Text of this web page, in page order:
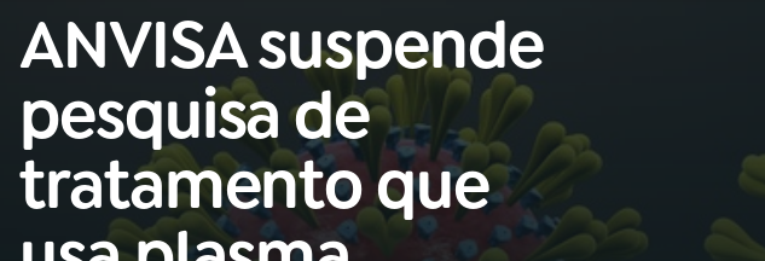
Buscar
na
Rádio
Nacional
AO VIVO
01INÍCIO
02A RÁDIO
ANVISA suspende
pesquisa de
tratamento que